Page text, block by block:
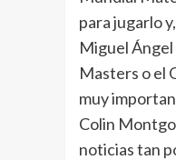
para jugarlo
Miguel Ángel
Masters o el
muy
Colin
noticias tan